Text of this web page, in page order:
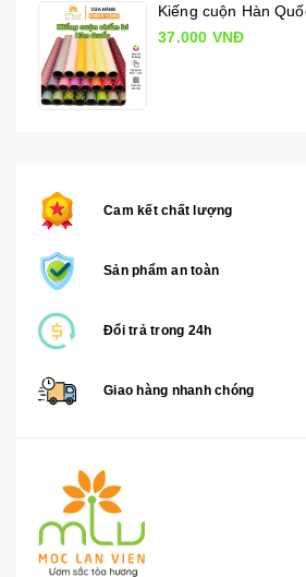
37.000 VNĐ
Cam kết chất lượng
Sản phẩm an toàn
Đổi trả trong 24h
Giao hàng nhanh chóng